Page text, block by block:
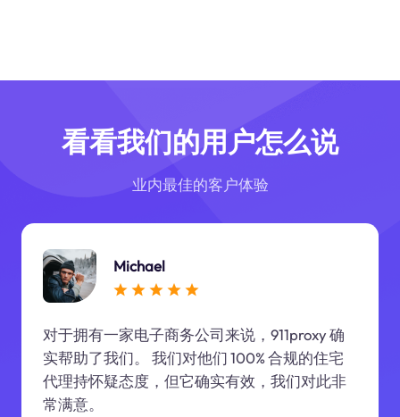
看看我们的用户怎么说
业内最佳的客户体验
Michael
对于拥有一家电子商务公司来说，911proxy 确
实帮助了我们。 我们对他们 100% 合规的住宅
代理持怀疑态度，但它确实有效，我们对此非
常满意。